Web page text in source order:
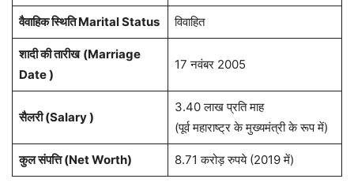
वैवाहिक स्थिति Marital Status विवाहित
शादी की तारीख (Marriage
Date )
17 नवंबर 2005
सैलरी (Salary )
3.40 लाख प्रति माह
(पूर्व महाराष्ट्र के मुख्यमंत्री के रूप में)
कुल संपत्ति(Net Worth) 8.71 करोड़ रुपये (2019 में)